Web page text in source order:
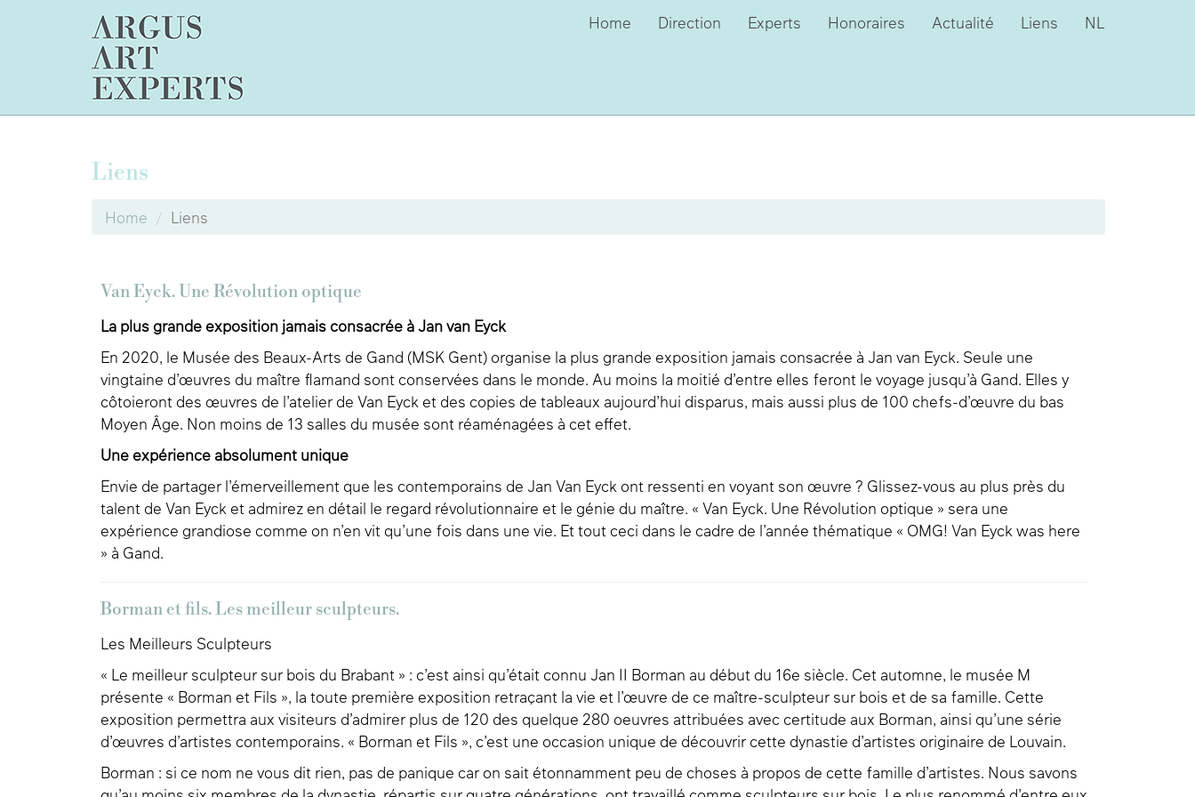
Home Direction Experts Honoraires Actualité Liens NL
Liens
Home Liens
Van Eyck. Une Révolution optique
La plus grande exposition jamais consacrée à Jan van Eyck
En 2020, le Musée des Beaux-Arts de Gand (MSK Gent) organise la plus grande exposition jamais consacrée à Jan van Eyck. Seule une
vingtaine d’œuvres du maître flamand sont conservées dans le monde. Au moins la moitié d’entre elles feront le voyage jusqu’à Gand. Elles y
côtoieront des œuvres de l’atelier de Van Eyck et des copies de tableaux aujourd’hui disparus, mais aussi plus de 100 chefs-d’œuvre du bas
Moyen Âge. Non moins de 13 salles du musée sont réaménagées à cet effet.
Une expérience absolument unique
Envie de partager l’émerveillement que les contemporains de Jan Van Eyck ont ressenti en voyant son œuvre ? Glissez-vous au plus près du
talent de Van Eyck et admirez en détail le regard révolutionnaire et le génie du maître. « Van Eyck. Une Révolution optique » sera une
expérience grandiose comme on n’en vit qu’une fois dans une vie. Et tout ceci dans le cadre de l’année thématique « OMG! Van Eyck was here
» à Gand.
Borman et fils. Les meilleur sculpteurs.
Les Meilleurs Sculpteurs
« Le meilleur sculpteur sur bois du Brabant » : c’est ainsi qu’était connu Jan II Borman au début du 16e siècle. Cet automne, le musée M
présente « Borman et Fils », la toute première exposition retraçant la vie et l’œuvre de ce maître-sculpteur sur bois et de sa famille. Cette
exposition permettra aux visiteurs d’admirer plus de 120 des quelque 280 oeuvres attribuées avec certitude aux Borman, ainsi qu’une série
d’œuvres d’artistes contemporains. « Borman et Fils », c’est une occasion unique de découvrir cette dynastie d’artistes originaire de Louvain.
Borman : si ce nom ne vous dit rien, pas de panique car on sait étonnamment peu de choses à propos de cette famille d’artistes. Nous savons